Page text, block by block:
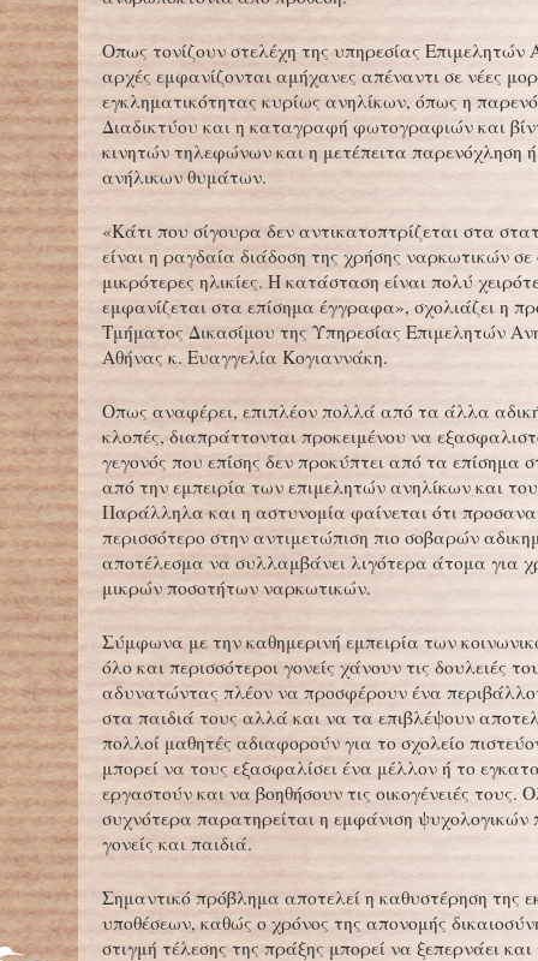
Οπως τονίζουν στελέχη της υπηρεσίας Επιμελητών
αρχές εμφανίζονται αμήχανες απέναντι σε νέες
εγκληματικότητας κυρίως ανηλίκων, όπως η
Διαδικτύου και η καταγραφή φωτογραφιών και
κινητών τηλεφώνων και η μετέπειτα παρενόχληση
ανήλικων θυμάτων.
«Κάτι που σίγουρα δεν αντικατοπτρίζεται στα
είναι η ραγδαία διάδοση της χρήσης ναρκωτικών σε
μικρότερες ηλικίες. Η κατάσταση είναι πολύ
εμφανίζεται στα επίσημα έγγραφα», σχολιάζει η
Τμήματος Δικασίμου της Υπηρεσίας Επιμελητών
Αθήνας κ. Ευαγγελία Κογιαννάκη.
Οπως αναφέρει, επιπλέον πολλά από τα άλλα
κλοπές, διαπράττονται προκειμένου να
γεγονός που επίσης δεν προκύπτει από τα επίσημα
από την εμπειρία των επιμελητών ανηλίκων και
Παράλληλα και η αστυνομία φαίνεται ότι
περισσότερο στην αντιμετώπιση πιο σοβαρών
αποτέλεσμα να συλλαμβάνει λιγότερα άτομα για
μικρών ποσοτήτων ναρκωτικών.
Σύμφωνα με την καθημερινή εμπειρία των
όλο και περισσότεροι γονείς χάνουν τις δουλειές
αδυνατώντας πλέον να προσφέρουν ένα
στα παιδιά τους αλλά και να τα επιβλέψουν
πολλοί μαθητές αδιαφορούν για το σχολείο
μπορεί να τους εξασφαλίσει ένα μέλλον ή το
εργαστούν και να βοηθήσουν τις οικογένειές τους.
συχνότερα παρατηρείται η εμφάνιση
γονείς και παιδιά.
Σημαντικό πρόβλημα αποτελεί η καθυστέρηση της
υποθέσεων, καθώς ο χρόνος της απονομής
στιγμή τέλεσης της πράξης μπορεί να ξεπερνάει